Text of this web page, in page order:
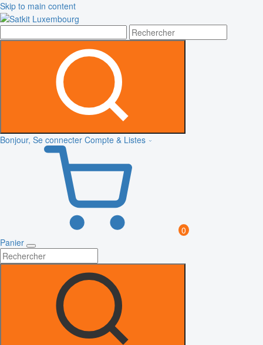
Skip to main content
Bonjour, Se connecter Compte & Listes
0
Panier